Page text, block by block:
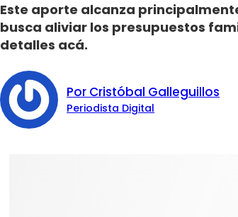
Este aporte alcanza
busca aliviar los presupuestos
detalles acá.
Por Cristóbal Galleguillos
Periodista Digital